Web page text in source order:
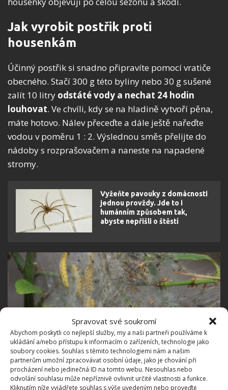
Spravovat své soukromí
Abychom poskytli co nejlepší služby, my a naši partneři používáme k
ukládání a/nebo přístupu k informacím o zařízeních, technologie jako
soubory cookies. Souhlas s těmito technologiemi nám a našim
partnerům umožní zpracovávat osobní údaje, jako je chování při
procházení nebo jedinečná ID na tomto webu. Nesouhlas nebo
odvolání souhlasu může nepříznivě ovlivnit určité vlastnosti a funkce.
Kliknutím níže vyjádřete souhlas s výše uvedeným nebo proveďte
Jak vyrobit postřik proti
housenkám
Účinný postřik si snadno připravíte pomocí vratiče
obecného. Stačí 300 g této byliny nebo 30 g sušené
zalít 10 litry odstáté vody a nechat 24 hodin
louhovat. Ve chvíli, kdy se na hladině vytvoří pěna,
máte hotovo. Nálev přeceďte a dále ještě nařeďte
vodou v poměru 1 : 2. Výslednou směs přelijte do
nádoby s rozprašovačem a naneste na napadené
stromy.
Vyžeňte pavouky z domácnosti
jednou provždy. Jde to i
humánním způsobem tak,
abyste nepřišli o štěstí
Fotografie: Asurnipal / Creative Commons / CC BY-SA